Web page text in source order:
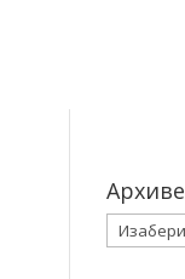
Архиве
Архиве